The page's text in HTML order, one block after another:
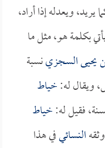
ويعدله إذا أراد،
بكلمة هو، مثل ما
يحيى السجزينسبة
ويقال له:خياط
فقيل له:خياط
النسائيفي هذا